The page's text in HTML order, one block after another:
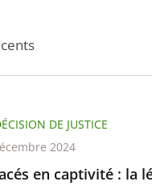
en captivité : la
DE JUSTICE
2024